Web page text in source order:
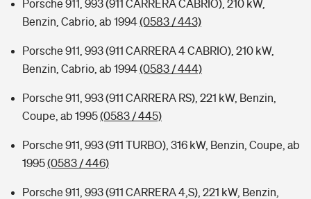
Porsche 911, 993 (911 CARRERA CABRIO), 210 kW,
Benzin, Cabrio, ab 1994(0583 / 443)
Porsche 911, 993 (911 CARRERA 4 CABRIO), 210 kW,
Benzin, Cabrio, ab 1994(0583 / 444)
Porsche 911, 993 (911 CARRERA RS), 221 kW, Benzin,
Coupe, ab 1995(0583 / 445)
Porsche 911, 993 (911 TURBO), 316 kW, Benzin, Coupe, ab
1995(0583 / 446)
Porsche 911, 993 (911 CARRERA 4,S), 221 kW, Benzin,